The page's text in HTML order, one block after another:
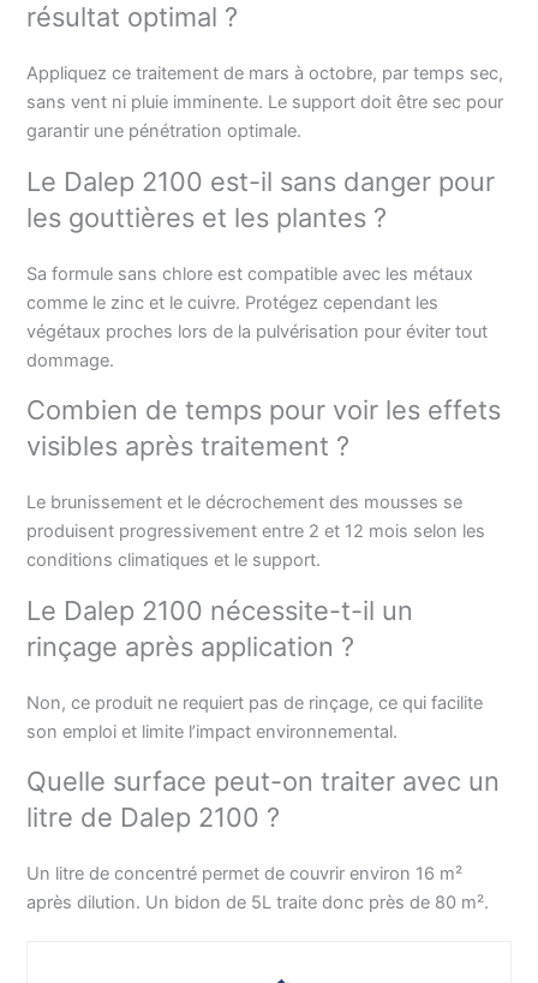
résultat optimal ?
Appliquez ce traitement de mars à octobre, par temps sec,
sans vent ni pluie imminente. Le support doit être sec pour
garantir une pénétration optimale.
Le Dalep 2100 est-il sans danger pour
les gouttières et les plantes ?
Sa formule sans chlore est compatible avec les métaux
comme le zinc et le cuivre. Protégez cependant les
végétaux proches lors de la pulvérisation pour éviter tout
dommage.
Combien de temps pour voir les effets
visibles après traitement ?
Le brunissement et le décrochement des mousses se
produisent progressivement entre 2 et 12 mois selon les
conditions climatiques et le support.
Le Dalep 2100 nécessite-t-il un
rinçage après application ?
Non, ce produit ne requiert pas de rinçage, ce qui facilite
son emploi et limite l’impact environnemental.
Quelle surface peut-on traiter avec un
litre de Dalep 2100 ?
Un litre de concentré permet de couvrir environ 16 m²
après dilution. Un bidon de 5L traite donc près de 80 m².